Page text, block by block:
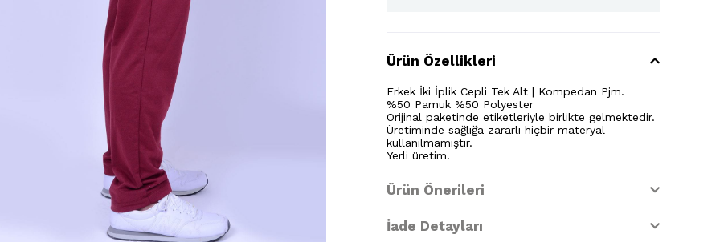
Ürün Özellikleri
Erkek İki İplik Cepli Tek Alt | Kompedan Pjm.
%50 Pamuk %50 Polyester
Orijinal paketinde etiketleriyle birlikte gelmektedir.
Üretiminde sağlığa zararlı hiçbir materyal
kullanılmamıştır.
Yerli üretim.
Ürün Önerileri
İade Detayları